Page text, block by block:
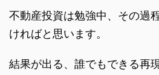
不動産投資は勉強中、その過
ければと思います。
結果が出る、誰でもできる再